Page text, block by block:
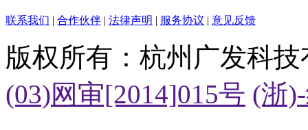
联系我们 | 合作伙伴 | 法律声明 | 服务协议 | 意见反馈
版权所有：杭州广发科
(03)网审[2014]015号 (浙